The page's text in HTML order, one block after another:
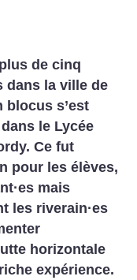
de cinq
dans la ville de
blocus s’est
le Lycée
Ce fut
pour les élèves,
·es mais
les riverain·es
horizontale
expérience.